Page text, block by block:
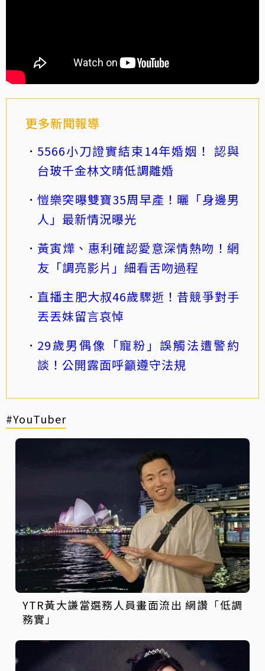
更多新聞報導
5566小刀證實結束14年婚姻！ 認與
台玻千金林文晴低調離婚
愷樂突曝雙寶35周早產！曬「身邊男
人」最新情況曝光
黃寅燁、惠利確認愛意深情熱吻！網
友「調亮影片」細看舌吻過程
直播主肥大叔46歲驟逝！昔競爭對手
丟丟妹留言哀悼
29歲男偶像「寵粉」誤觸法遭警約
談！公開露面呼籲遵守法規
#YouTuber
YTR黃大謙當選務人員畫面流出 網讚「低調
務實」